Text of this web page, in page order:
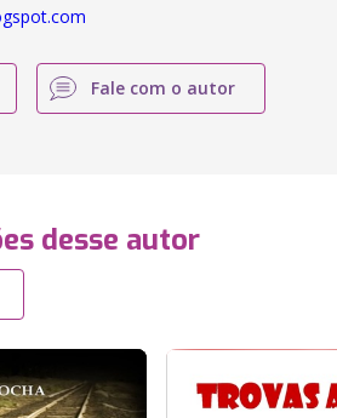
Fale com o autor
desse autor